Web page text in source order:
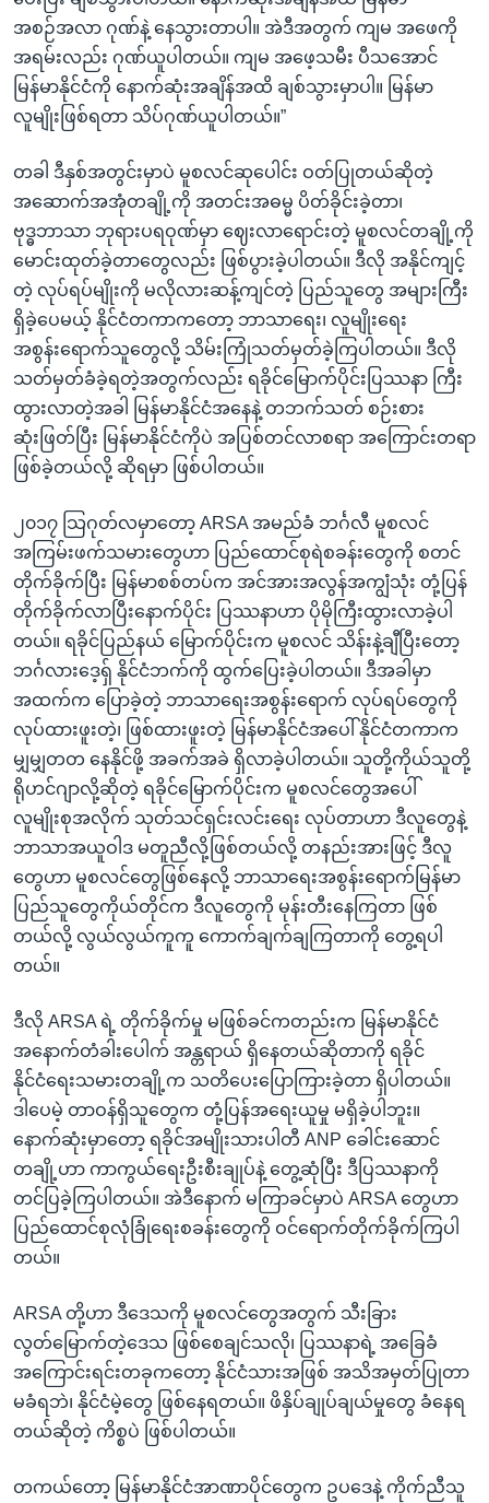
အစဉ်အလာ ဂုဏ်နဲ့ နေသွားတာပါ။ အဲဒီအတွက် ကျမ အဖေကို
အရမ်းလည်း ဂုဏ်ယူပါတယ်။ ကျမ အဖေ့သမီး ပီသအောင်
မြန်မာနိုင်ငံကို နောက်ဆုံးအချိန်အထိ ချစ်သွားမှာပါ။ မြန်မာ
လူမျိုးဖြစ်ရတာ သိပ်ဂုဏ်ယူပါတယ်။”
တခါ ဒီနှစ်အတွင်းမှာပဲ မူစလင်ဆုပေါင်း ဝတ်ပြုတယ်ဆိုတဲ့
အဆောက်အအုံတချို့ကို အတင်းအဓမ္မ ပိတ်ခိုင်းခဲ့တာ၊
ဗုဒ္ဓဘာသာ ဘုရားပရဝုဏ်မှာ ဈေးလာရောင်းတဲ့ မူစလင်တချို့ကို
မောင်းထုတ်ခဲ့တာတွေလည်း ဖြစ်ပွားခဲ့ပါတယ်။ ဒီလို အနိုင်ကျင့်
တဲ့ လုပ်ရပ်မျိုးကို မလိုလားဆန့်ကျင်တဲ့ ပြည်သူတွေ အများကြီး
ရှိခဲ့ပေမယ့် နိုင်ငံတကာကတော့ ဘာသာရေး၊ လူမျိုးရေး
အစွန်းရောက်သူတွေလို့ သိမ်းကြုံသတ်မှတ်ခဲ့ကြပါတယ်။ ဒီလို
သတ်မှတ်ခံခဲ့ရတဲ့အတွက်လည်း ရခိုင်မြောက်ပိုင်းပြဿနာ ကြီး
ထွားလာတဲ့အခါ မြန်မာနိုင်ငံအနေနဲ့ တဘက်သတ် စဉ်းစား
ဆုံးဖြတ်ပြီး မြန်မာနိုင်ငံကိုပဲ အပြစ်တင်လာစရာ အကြောင်းတရာ
ဖြစ်ခဲ့တယ်လို့ ဆိုရမှာ ဖြစ်ပါတယ်။
၂၀၁၇ သြဂုတ်လမှာတော့ ARSA အမည်ခံ ဘင်္ဂလီ မူစလင်
အကြမ်းဖက်သမားတွေဟာ ပြည်ထောင်စုရဲစခန်းတွေကို စတင်
တိုက်ခိုက်ပြီး မြန်မာစစ်တပ်က အင်အားအလွန်အကျွံသုံး တုံ့ပြန်
တိုက်ခိုက်လာပြီးနောက်ပိုင်း ပြဿနာဟာ ပိုမိုကြီးထွားလာခဲ့ပါ
တယ်။ ရခိုင်ပြည်နယ် မြောက်ပိုင်းက မူစလင် သိန်းနဲ့ချီပြီးတော့
ဘင်္ဂလားဒေ့ရှ် နိုင်ငံဘက်ကို ထွက်ပြေးခဲ့ပါတယ်။ ဒီအခါမှာ
အထက်က ပြောခဲ့တဲ့ ဘာသာရေးအစွန်းရောက် လုပ်ရပ်တွေကို
လုပ်ထားဖူးတဲ့၊ ဖြစ်ထားဖူးတဲ့ မြန်မာနိုင်ငံအပေါ် နိုင်ငံတကာက
မျှမျှတတ နေနိုင်ဖို့ အခက်အခဲ ရှိလာခဲ့ပါတယ်။ သူတို့ကိုယ်သူတို့
ရိုဟင်ဂျာလို့ဆိုတဲ့ ရခိုင်မြောက်ပိုင်းက မူစလင်တွေအပေါ်
လူမျိုးစုအလိုက် သုတ်သင်ရှင်းလင်းရေး လုပ်တာဟာ ဒီလူတွေနဲ့
ဘာသာအယူဝါဒ မတူညီလို့ဖြစ်တယ်လို့ တနည်းအားဖြင့် ဒီလူ
တွေဟာ မူစလင်တွေဖြစ်နေလို့ ဘာသာရေးအစွန်းရောက်မြန်မာ
ပြည်သူတွေကိုယ်တိုင်က ဒီလူတွေကို မုန်းတီးနေကြတာ ဖြစ်
တယ်လို့ လွယ်လွယ်ကူကူ ကောက်ချက်ချကြတာကို တွေ့ရပါ
တယ်။
ဒီလို ARSA ရဲ့ တိုက်ခိုက်မှု မဖြစ်ခင်ကတည်းက မြန်မာနိုင်ငံ
အနောက်တံခါးပေါက် အန္တရာယ် ရှိနေတယ်ဆိုတာကို ရခိုင်
နိုင်ငံရေးသမားတချို့က သတိပေးပြောကြားခဲ့တာ ရှိပါတယ်။
ဒါပေမဲ့ တာဝန်ရှိသူတွေက တုံ့ပြန်အရေးယူမှု မရှိခဲ့ပါဘူး။
နောက်ဆုံးမှာတော့ ရခိုင်အမျိုးသားပါတီ ANP ခေါင်းဆောင်
တချို့ဟာ ကာကွယ်ရေးဦးစီးချုပ်နဲ့ တွေ့ဆုံပြီး ဒီပြဿနာကို
တင်ပြခဲ့ကြပါတယ်။ အဲဒီနောက် မကြာခင်မှာပဲ ARSA တွေဟာ
ပြည်ထောင်စုလုံခြုံရေးစခန်းတွေကို ဝင်ရောက်တိုက်ခိုက်ကြပါ
တယ်။
ARSA တို့ဟာ ဒီဒေသကို မူစလင်တွေအတွက် သီးခြား
လွတ်မြောက်တဲ့ဒေသ ဖြစ်စေချင်သလို၊ ပြဿနာရဲ့ အခြေခံ
အကြောင်းရင်းတခုကတော့ နိုင်ငံသားအဖြစ် အသိအမှတ်ပြုတာ
မခံရဘဲ၊ နိုင်ငံမဲ့တွေ ဖြစ်နေရတယ်။ ဖိနှိပ်ချုပ်ချယ်မှုတွေ ခံနေရ
တယ်ဆိုတဲ့ ကိစ္စပဲ ဖြစ်ပါတယ်။
တကယ်တော့ မြန်မာနိုင်ငံအာဏာပိုင်တွေက ဥပဒေနဲ့ ကိုက်ညီသူ